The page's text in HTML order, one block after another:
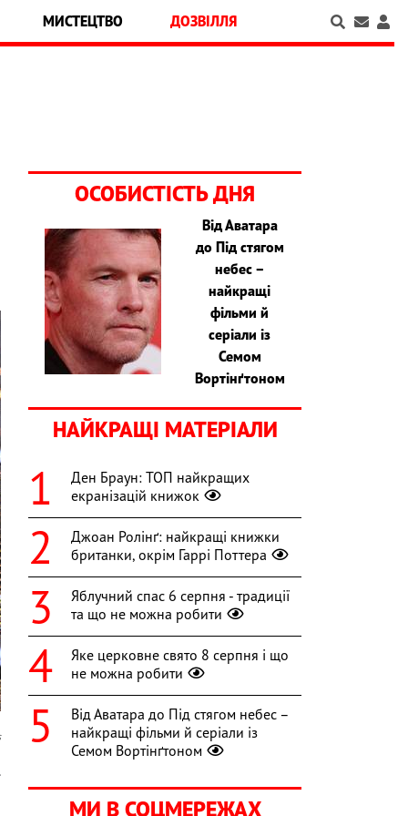
МИСТЕЦТВО ДОЗВІЛЛЯ
ОСОБИСТІСТЬ ДНЯ
Від Аватара
до Під стягом
небес –
найкращі
фільми й
серіали із
Семом
Вортінґтоном
НАЙКРАЩІ МАТЕРІАЛИ
Ден Браун: ТОП найкращих
екранізацій книжок
Джоан Ролінґ: найкращі книжки
британки, окрім Гаррі Поттера
Яблучний спас 6 серпня - традиції
та що не можна робити
Яке церковне свято 8 серпня і що
не можна робити
Від Аватара до Під стягом небес –
найкращі фільми й серіали із
Семом Вортінґтоном
МИ В СОЦМЕРЕЖАХ